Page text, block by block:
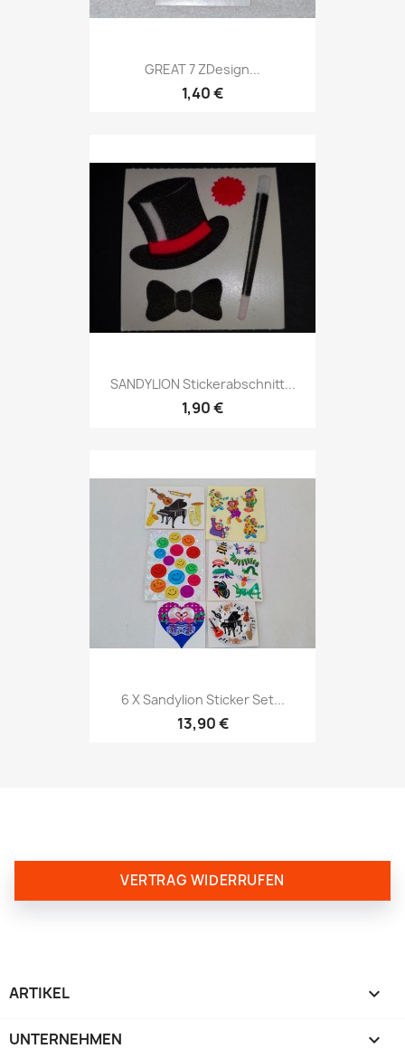
GREAT 7 ZDesign...
1,40 €
SANDYLION Stickerabschnitt...
1,90 €
6 X Sandylion Sticker Set...
13,90 €
VERTRAG WIDERRUFEN
ARTIKEL 
UNTERNEHMEN 